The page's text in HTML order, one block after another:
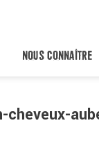
NOUS CONNAÎTRE
cheveux-